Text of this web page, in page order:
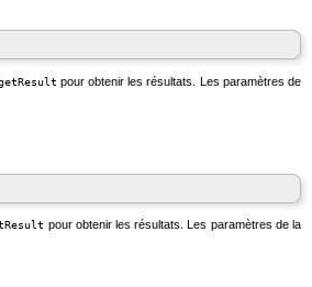
pour obtenir les résultats. Les paramètres de
pour obtenir les résultats. Les paramètres de la